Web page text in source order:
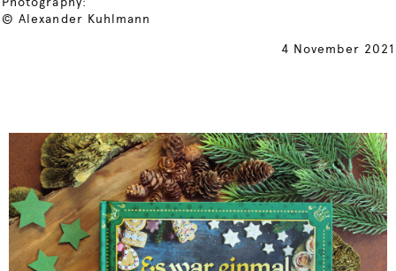
© Alexander Kuhlmann
4 November 2021